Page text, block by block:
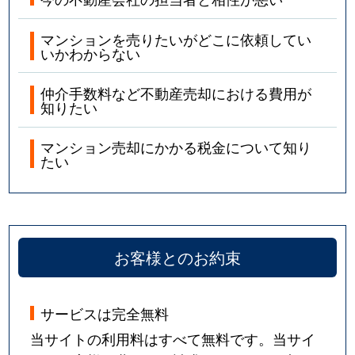
マンションを売りたいがどこに依頼してい
いかわからない
仲介手数料など不動産売却における費用が
知りたい
マンション売却にかかる税金について知り
たい
お客様とのお約束
サービスは完全無料
当サイトの利用料はすべて無料です。当サイ